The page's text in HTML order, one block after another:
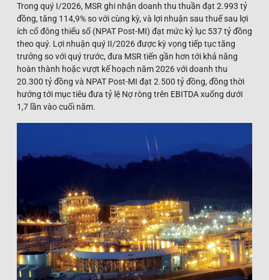
Trong quý I/2026, MSR ghi nhận doanh thu thuần đạt 2.993 tỷ
đồng, tăng 114,9% so với cùng kỳ, và lợi nhuận sau thuế sau lợi
ích cổ đông thiểu số (NPAT Post-MI) đạt mức kỷ lục 537 tỷ đồng
theo quý. Lợi nhuận quý II/2026 được kỳ vọng tiếp tục tăng
trưởng so với quý trước, đưa MSR tiến gần hơn tới khả năng
hoàn thành hoặc vượt kế hoạch năm 2026 với doanh thu
20.300 tỷ đồng và NPAT Post-MI đạt 2.500 tỷ đồng, đồng thời
hướng tới mục tiêu đưa tỷ lệ Nợ ròng trên EBITDA xuống dưới
1,7 lần vào cuối năm.